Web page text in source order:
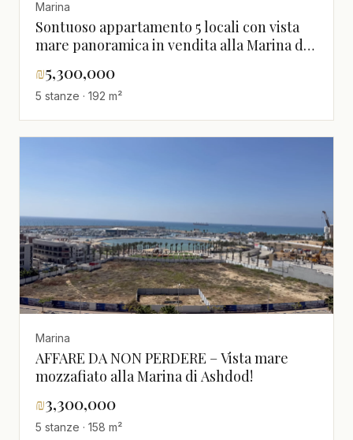
Marina
Sontuoso appartamento 5 locali con vista
mare panoramica in vendita alla Marina di
₪5,300,000
5 stanze · 192 m²
Marina
AFFARE DA NON PERDERE – Vista mare
mozzafiato alla Marina di Ashdod!
₪3,300,000
5 stanze · 158 m²